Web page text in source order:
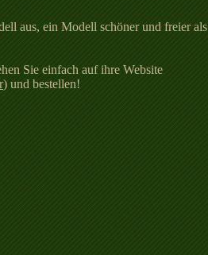
aus, ein Modell schöner und freier als
Sie einfach auf ihre Website
) und bestellen!